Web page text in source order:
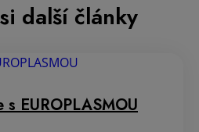
další články
EUROPLASMOU